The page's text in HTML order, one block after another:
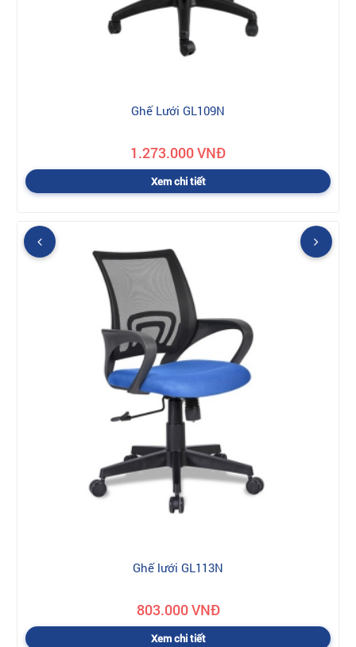
Ghế Lưới GL109N
1.273.000 VNĐ
Xem chi tiết
Ghế lưới GL113N
803.000 VNĐ
Xem chi tiết